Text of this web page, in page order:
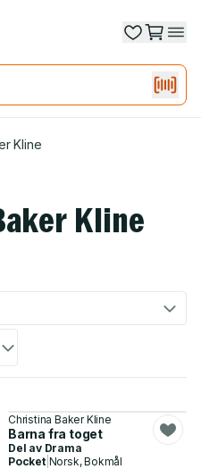
Kline
Kline
Christina Baker Kline
Barna fra toget
Del av Drama
Pocket| Norsk, Bokmål